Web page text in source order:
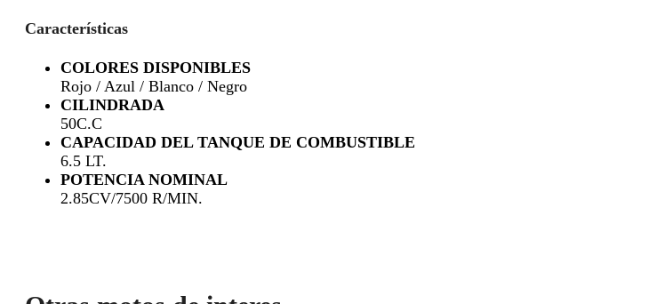
Características
COLORES DISPONIBLES
Rojo / Azul / Blanco / Negro
CILINDRADA
50C.C
CAPACIDAD DEL TANQUE DE COMBUSTIBLE
6.5 LT.
POTENCIA NOMINAL
2.85CV/7500 R/MIN.